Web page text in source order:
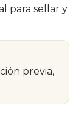
para sellar y
previa,